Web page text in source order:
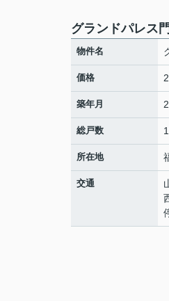
グランドパレス
物件名
価格
築年月
総戸数
所在地
交通